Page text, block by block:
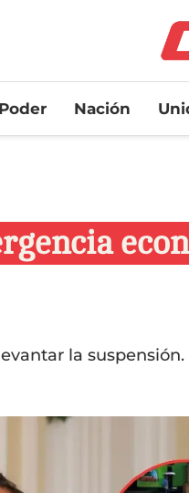
Poder Nación
la suspensión.